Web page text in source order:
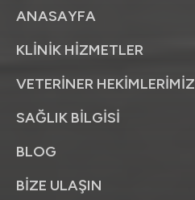
ANASAYFA
KLİNİK HİZMETLER
VETERİNER HEKİMLERİMİZ
SAĞLIK BİLGİSİ
BLOG
BİZE ULAŞIN